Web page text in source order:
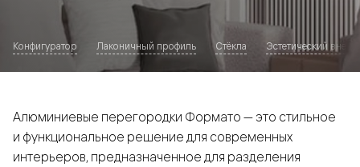
Конфигуратор Лаконичный профиль Стёкла Эстетический
Алюминиевые перегородки Формато — это стильное
и функциональное решение для современных
интерьеров, предназначенное для разделения